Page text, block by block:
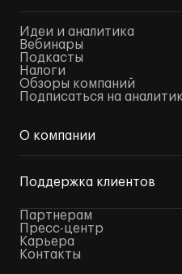
Идеи и аналитика
Вебинары
Подкасты
Налоги
Обзоры компаний
Подписаться на
О компании
Поддержка клиентов
Партнерам
Пресс-центр
Карьера
Контакты